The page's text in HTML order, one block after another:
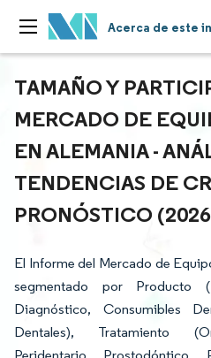
Acerca de este
TAMAÑO Y
MERCADO DE
EN ALEMANIA -
TENDENCIAS DE
PRONÓSTICO
El Informe del Mercado de
segmentado por Producto
Diagnóstico, Consumibles
Dentales), Tratamiento